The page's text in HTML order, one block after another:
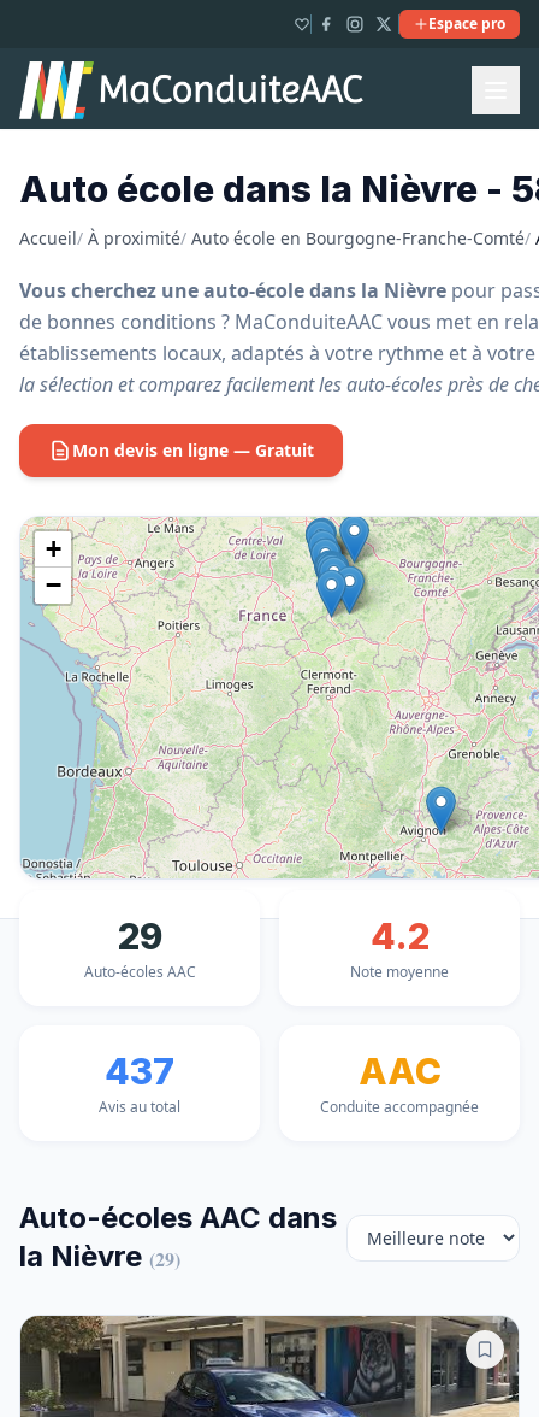
Espace pro
Auto école dans la Nièvre -
Accueil/ À proximité/ Auto école en Bourgogne-Franche-Comté/
Vous cherchez une auto-école dans la Nièvre pour
de bonnes conditions ? MaConduiteAAC vous met en
établissements locaux, adaptés à votre rythme et à
la sélection et comparez facilement les auto-écoles près de
Mon devis en ligne — Gratuit
+
−
29
Auto-écoles AAC
4.2
Note moyenne
437
Avis au total
AAC
Conduite accompagnée
Auto-écoles AAC dans
la Nièvre (29)